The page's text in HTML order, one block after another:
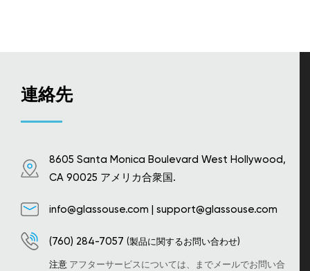
連絡先
8605 Santa Monica Boulevard West Hollywood,
CA 90025 アメリカ合衆国.
info@glassouse.com | support@glassouse.com
(760) 284-7057 (製品に関するお問い合わせ)
注意 アフターサービスについては、までメールでお問い合